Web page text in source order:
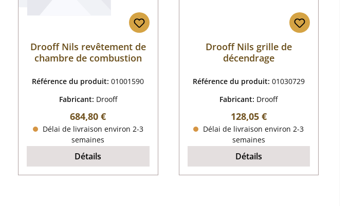
Drooff Nils revêtement de
chambre de combustion
Référence du produit:01001590
Fabricant: Drooff
Prix régulier :
684,80 €
Délai de livraison environ 2-3
semaines
Détails
Drooff Nils grille de
décendrage
Référence du produit: 01030729
Fabricant: Drooff
Prix régulier :
128,05 €
Délai de livraison environ 2-3
semaines
Détails